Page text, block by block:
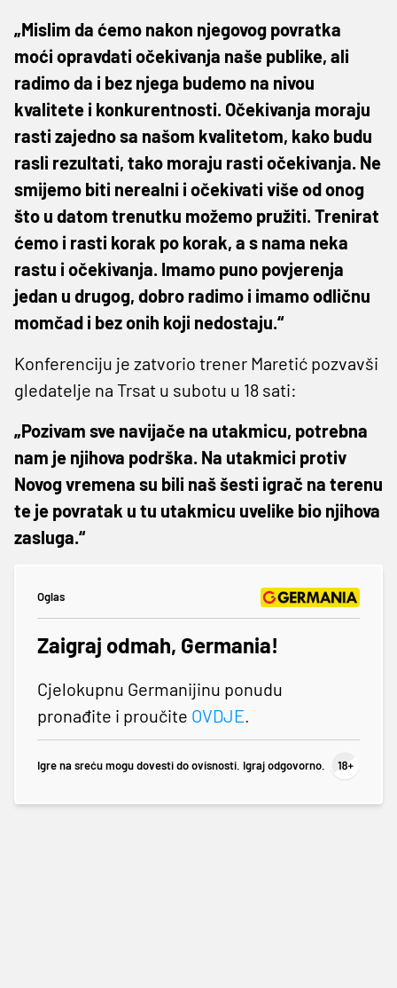
„Mislim da ćemo nakon njegovog povratka
moći opravdati očekivanja naše publike, ali
radimo da i bez njega budemo na nivou
kvalitete i konkurentnosti. Očekivanja moraju
rasti zajedno sa našom kvalitetom, kako budu
rasli rezultati, tako moraju rasti očekivanja. Ne
smijemo biti nerealni i očekivati više od onog
što u datom trenutku možemo pružiti. Trenirat
ćemo i rasti korak po korak, a s nama neka
rastu i očekivanja. Imamo puno povjerenja
jedan u drugog, dobro radimo i imamo odličnu
momčad i bez onih koji nedostaju.“
Konferenciju je zatvorio trener Maretić pozvavši
gledatelje na Trsat u subotu u 18 sati:
„Pozivam sve navijače na utakmicu, potrebna
nam je njihova podrška. Na utakmici protiv
Novog vremena su bili naš šesti igrač na terenu
te je povratak u tu utakmicu uvelike bio njihova
zasluga.“
Oglas
Zaigraj odmah, Germania!
Cjelokupnu Germanijinu ponudu
pronađite i proučite OVDJE.
Igre na sreću mogu dovesti do ovisnosti. Igraj odgovorno.